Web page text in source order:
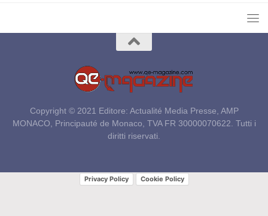
Copyright © 2021 Editore: Actualité Media Presse, AMP
MONACO, Principauté de Monaco, TVA FR 30000070622. Tutti i
diritti riservati.
Privacy Policy Cookie Policy